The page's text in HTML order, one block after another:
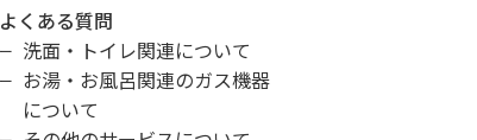
よくある質問
洗面・トイレ関連について
お湯・お風呂関連のガス機器
について